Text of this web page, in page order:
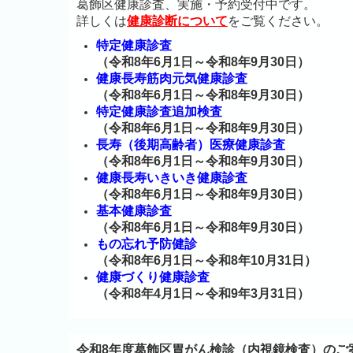
葛飾区健康診査、実施・予約受付中です。
詳しくは健康診断についてをご覧ください。
特定健康診査
（令和8年6月1日～令和8年9月30日）
健康長寿筋肉元気健康診査
（令和8年6月1日～令和8年9月30日）
特定健康診査追加検査
（令和8年6月1日～令和8年9月30日）
長寿（後期高齢者）医療健康診査
（令和8年6月1日～令和8年9月30日）
健康長寿いきいき健康診査
（令和8年6月1日～令和8年9月30日）
基本健康診査
（令和8年6月1日～令和8年9月30日）
もの忘れ予防健診
（令和8年6月1日～令和8年10月31日）
健康づくり健康診査
（令和8年4月1日～令和9年3月31日）
令和8年度葛飾区胃がん検診（内視鏡検査）のご